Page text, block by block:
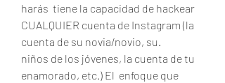
harás  tiene la capacidad de hackear
CUALQUIER cuenta de Instagram (la
cuenta de su novia/novio, su.
niños de los jóvenes, la cuenta de tu
enamorado, etc.) El  enfoque que